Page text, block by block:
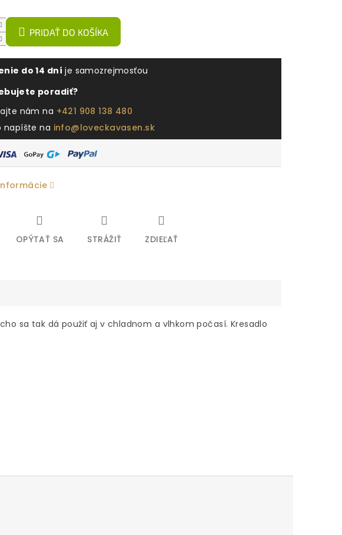
PRIDAŤ DO KOŠÍKA
do 14 dní je samozrejmosťou
poradiť?
nám na +421 908 138 480
napíšte na info@loveckavasen.sk
OPÝTAŤ SA STRÁŽIŤ ZDIEĽAŤ
sa tak dá použiť aj v chladnom a vlhkom počasí. Kresadlo